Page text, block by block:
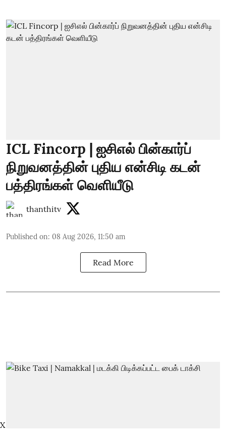
ICL Fincorp | ஐசிஎல் பின்கார்ப்
நிறுவனத்தின் புதிய என்சிடி கடன்
பத்திரங்கள் வெளியீடு
thanthitv
Published on: 08 Aug 2026, 11:50 am
Read More
X